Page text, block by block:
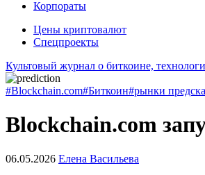
Корпораты
Цены криптовалют
Спецпроекты
Культовый журнал о биткоине,
#Blockchain.com#Биткоин#рынки
Blockchain.com
06.05.2026 Елена Васильева